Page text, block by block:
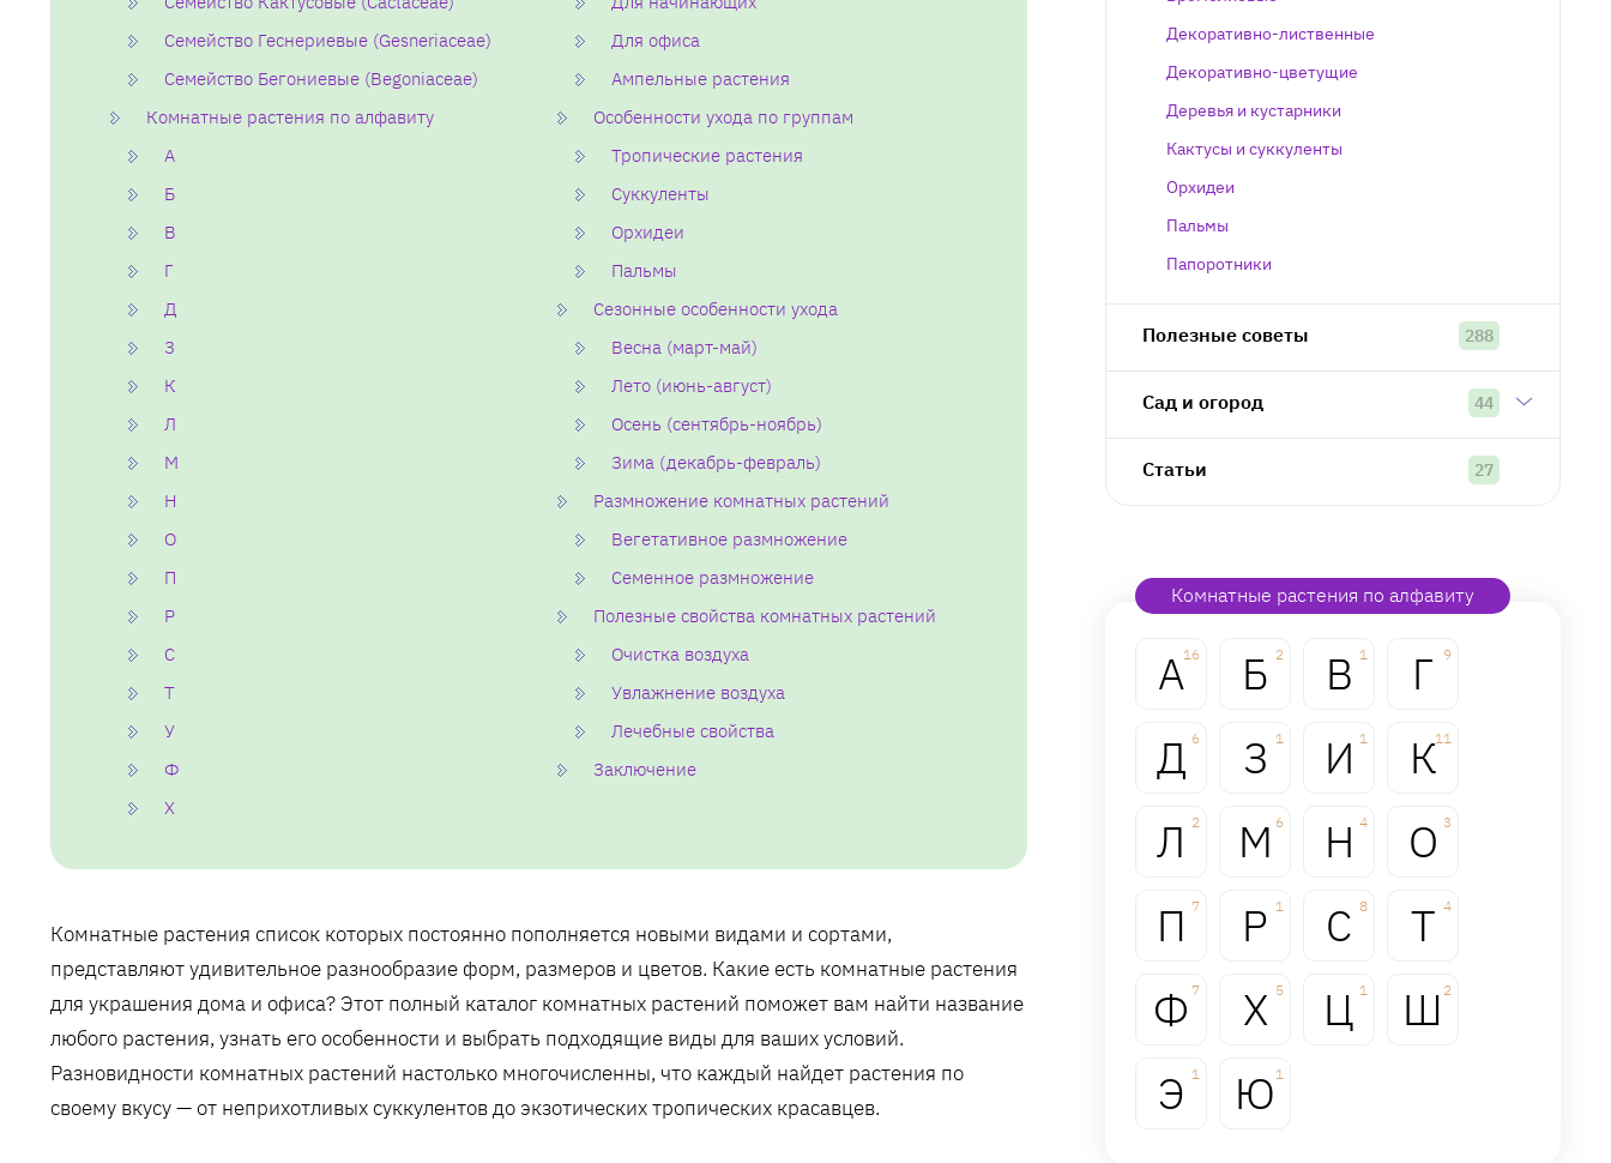
Семейство Геснериевые (Gesneriaceae)
Семейство Бегониевые (Begoniaceae)
Комнатные растения по алфавиту
А
Б
В
Г
Д
З
К
Л
М
Н
О
П
Р
С
Т
У
Ф
Х
Для офиса
Ампельные растения
Особенности ухода по группам
Тропические растения
Суккуленты
Орхидеи
Пальмы
Сезонные особенности ухода
Весна (март-май)
Лето (июнь-август)
Осень (сентябрь-ноябрь)
Зима (декабрь-февраль)
Размножение комнатных растений
Вегетативное размножение
Семенное размножение
Полезные свойства комнатных растений
Очистка воздуха
Увлажнение воздуха
Лечебные свойства
Заключение
Комнатные растения список которых постоянно пополняется новыми видами и сортами,
представляют удивительное разнообразие форм, размеров и цветов. Какие есть комнатные растения
для украшения дома и офиса? Этот полный каталог комнатных растений поможет вам найти название
любого растения, узнать его особенности и выбрать подходящие виды для ваших условий.
Разновидности комнатных растений настолько многочисленны, что каждый найдет растения по
своему вкусу — от неприхотливых суккулентов до экзотических тропических красавцев.
Декоративно-лиственные
Декоративно-цветущие
Деревья и кустарники
Кактусы и суккуленты
Орхидеи
Пальмы
Папоротники
Полезные советы 288
Сад и огород 44
Статьи 27
Комнатные растения по алфавиту
А16 Б 2 В 1 Г 9
Д 6 З 1 И 1 К11
Л 2 М 6 Н 4 О 3
П 7 Р 1 С 8 Т 4
Ф 7 Х 5 Ц 1 Ш 2
Э 1 Ю 1